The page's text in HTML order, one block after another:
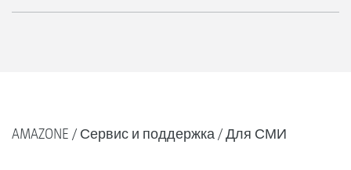
AMAZONE Сервис и поддержка Для СМИ